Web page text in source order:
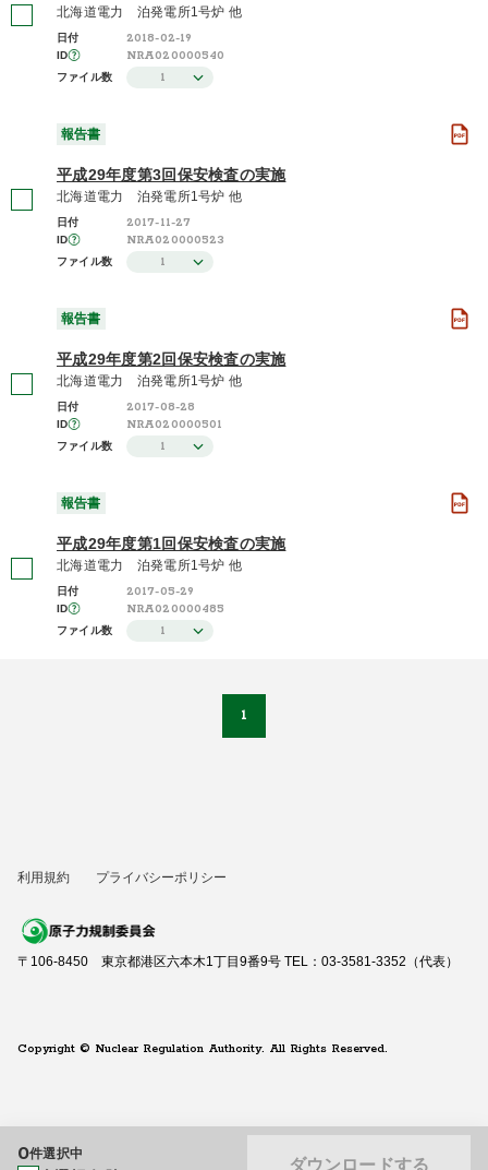
北海道電力 泊発電所1号炉 他
日付 2018-02-19
ID NRA020000540
ファイル数 1
報告書
平成29年度第3回保安検査の実施
北海道電力 泊発電所1号炉 他
日付 2017-11-27
ID NRA020000523
ファイル数 1
報告書
平成29年度第2回保安検査の実施
北海道電力 泊発電所1号炉 他
日付 2017-08-28
ID NRA020000501
ファイル数 1
報告書
平成29年度第1回保安検査の実施
北海道電力 泊発電所1号炉 他
日付 2017-05-29
ID NRA020000485
ファイル数 1
1
0件選択中
ダウンロードする
利用規約 プライバシーポリシー
〒106-8450 東京都港区六本木1丁目9番9号 TEL：03-3581-3352（代表）
Copyright © Nuclear Regulation Authority. All Rights Reserved.